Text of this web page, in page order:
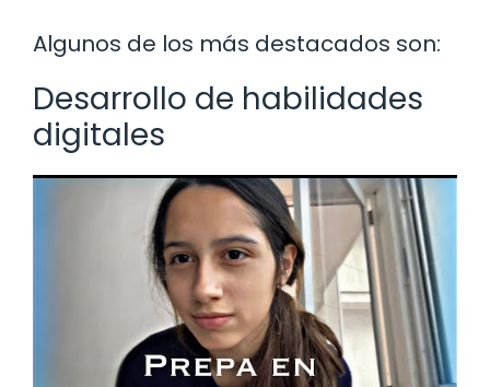
Algunos de los más destacados son:
Desarrollo de habilidades
digitales